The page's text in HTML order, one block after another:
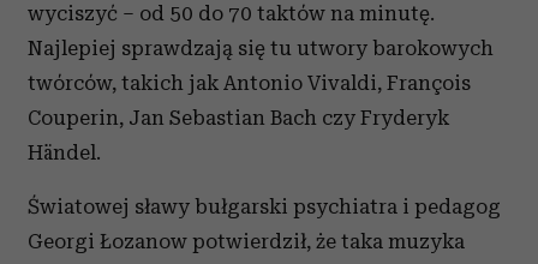
wyciszyć – od 50 do 70 taktów na minutę.
Najlepiej sprawdzają się tu utwory barokowych
twórców, takich jak Antonio Vivaldi, François
Couperin, Jan Sebastian Bach czy Fryderyk
Händel.
Światowej sławy bułgarski psychiatra i pedagog
Georgi Łozanow potwierdził, że taka muzyka